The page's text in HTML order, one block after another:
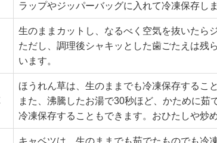
ラップやジッパーバッグに入れて冷凍保存しま
生のままカットし、なるべく空気を抜いたら
ただし、調理後シャキッとした歯ごたえは残
います。
ほうれん草は、生のままでも冷凍保存するこ
また、沸騰したお湯で30秒ほど、かために茹
冷凍保存することもできます。おひたしや炒